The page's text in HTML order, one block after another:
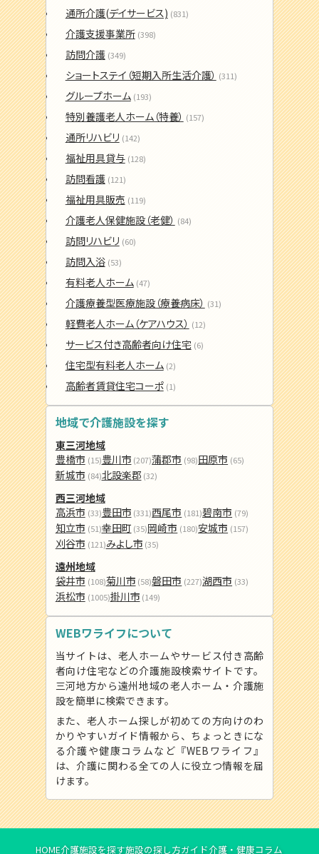
通所介護(デイサービス) (831)
介護支援事業所 (398)
訪問介護 (349)
ショートステイ（短期入所生活介護） (311)
グループホーム (193)
特別養護老人ホーム（特養） (157)
通所リハビリ (142)
福祉用具貸与 (128)
訪問看護 (121)
福祉用具販売 (119)
介護老人保健施設（老健） (84)
訪問リハビリ (60)
訪問入浴 (53)
有料老人ホーム (47)
介護療養型医療施設（療養病床） (31)
軽費老人ホーム（ケアハウス） (12)
サービス付き高齢者向け住宅 (6)
住宅型有料老人ホーム (2)
高齢者賃貸住宅コーポ (1)
地域で介護施設を探す
東三河地域
豊橋市 (15)豊川市 (207)蒲郡市 (98)田原市 (65)
新城市 (84)北設楽郡 (32)
西三河地域
高浜市 (33)豊田市 (331)西尾市 (181)碧南市 (79)
知立市 (51)幸田町 (35)岡崎市 (180)安城市 (157)
刈谷市 (121)みよし市 (35)
遠州地域
袋井市 (108)菊川市 (58)磐田市 (227)湖西市 (33)
浜松市 (1005)掛川市 (149)
WEBワライフについて
当サイトは、老人ホームやサービス付き高齢
者向け住宅などの介護施設検索サイトです。
三河地方から遠州地域の老人ホーム・介護施
設を簡単に検索できます。
また、老人ホーム探しが初めての方向けのわ
かりやすいガイド情報から、ちょっときにな
る介護や健康コラムなど『WEBワライフ』
は、介護に関わる全ての人に役立つ情報を届
けます。
HOME介護施設を探す施設の探し方ガイド介護・健康コラム